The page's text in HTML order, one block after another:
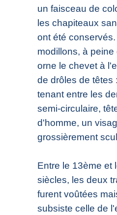
un faisceau de
les chapiteaux
ont été
modillons, à
orne le chevet à
de drôles de têtes
tenant entre les
semi-circulaire,
d'homme, un
grossièrement
Entre le 13ème et
siècles, les deux
furent voûtées
subsiste celle de